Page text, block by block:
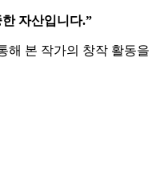
자산입니다.”
해 본 작가의 창작 활동을